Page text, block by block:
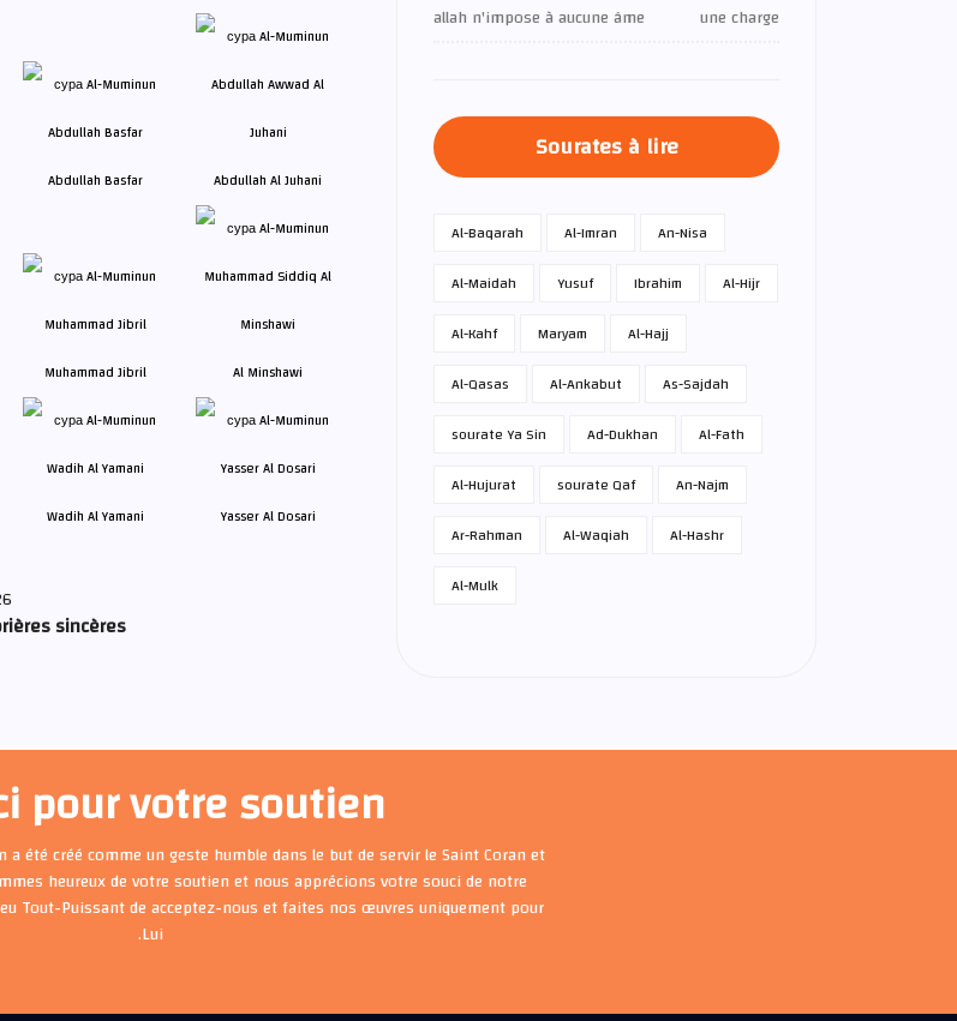
Abdullah Basfar Abdullah Al Juhani
Muhammad Jibril Al Minshawi
Wadih Al Yamani Yasser Al Dosari
sincères
allah n'impose à aucune âme
une charge
Sourates à lire
Al-Baqarah Al-Imran
An-Nisa
Al-Maidah
Yusuf Ibrahim
Al-Hijr
Al-Kahf
Maryam
Al-Hajj
Al-Qasas
Al-Ankabut
As-Sajdah
sourate Ya Sin
Ad-Dukhan
Al-Fath
Al-Hujurat
sourate Qaf
An-Najm
Ar-Rahman
Al-Waqiah
Al-Hashr
Al-Mulk
pour votre soutien
a été créé comme un geste humble dans le but de servir le Saint Coran et
heureux de votre soutien et nous apprécions votre souci de notre
Tout-Puissant de acceptez-nous et faites nos œuvres uniquement pour
Lui.